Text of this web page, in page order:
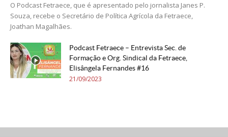
O Podcast Fetraece, que é apresentado pelo jornalista Janes P.
Souza, recebe o Secretário de Política Agrícola da Fetraece,
Joathan Magalhães.
Podcast Fetraece – Entrevista Sec. de
Formação e Org. Sindical da Fetraece,
Elisângela Fernandes #16
21/09/2023